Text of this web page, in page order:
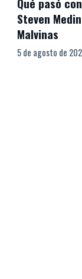
Steven
Malvinas
5 de agosto de